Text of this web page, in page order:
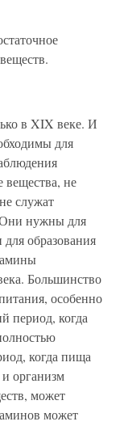
в XIX веке. И
для
вещества, не
служат
Они нужны для
образования
Большинство
особенно
период, когда
когда пища
организм
может
может